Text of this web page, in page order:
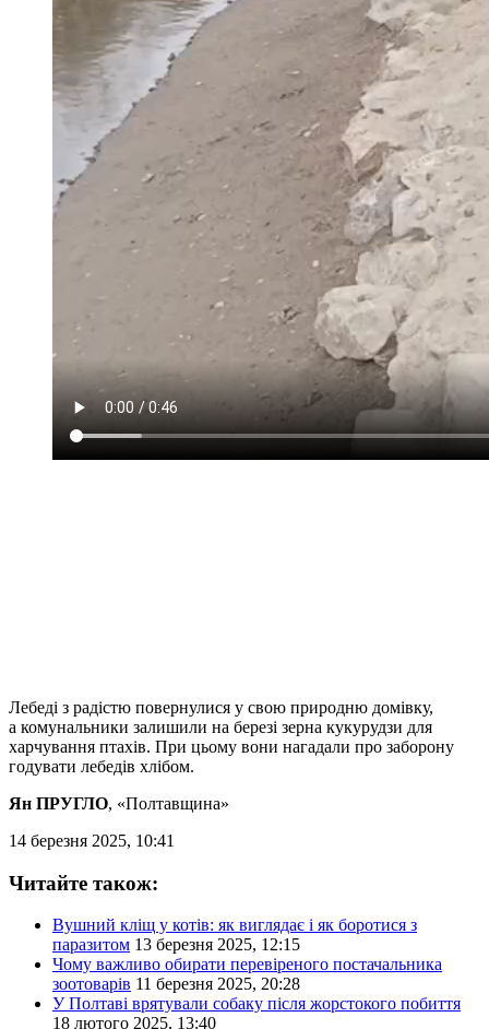
Лебеді з радістю повернулися у свою природню домівку,
а комунальники залишили на березі зерна кукурудзи для
харчування птахів. При цьому вони нагадали про заборону
годувати лебедів хлібом.
Ян ПРУГЛО, «Полтавщина»
14 березня 2025, 10:41
Читайте також:
Вушний кліщ у котів: як виглядає і як боротися з
паразитом 13 березня 2025, 12:15
Чому важливо обирати перевіреного постачальника
зоотоварів 11 березня 2025, 20:28
У Полтаві врятували собаку після жорстокого побиття
18 лютого 2025, 13:40